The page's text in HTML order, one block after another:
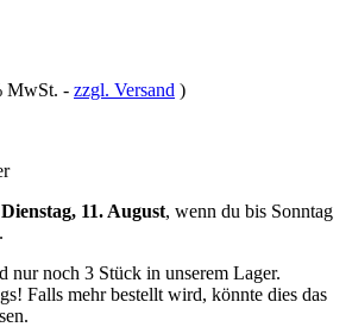
MwSt. - zzgl. Versand )
11. August, wenn du bis Sonntag
nur noch 3 Stück in unserem Lager.
Falls mehr bestellt wird, könnte dies das